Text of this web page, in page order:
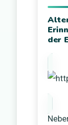
der